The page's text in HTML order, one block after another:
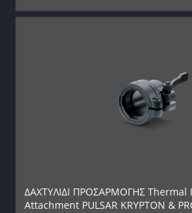
ΔΑΧΤΥΛΙΔΙ ΠΡΟΣΑΡΜΟΓΗΣ Thermal
Attachment PULSAR KRYPTON &